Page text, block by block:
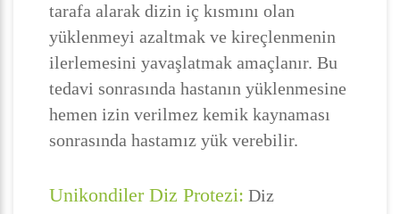
tarafa alarak dizin iç kısmını olan
yüklenmeyi azaltmak ve kireçlenmenin
ilerlemesini yavaşlatmak amaçlanır. Bu
tedavi sonrasında hastanın yüklenmesine
hemen izin verilmez kemik kaynaması
sonrasında hastamız yük verebilir.
Unikondiler Diz Protezi: Diz